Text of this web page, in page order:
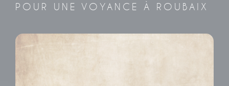
POUR UNE VOYANCE À ROUBAIX